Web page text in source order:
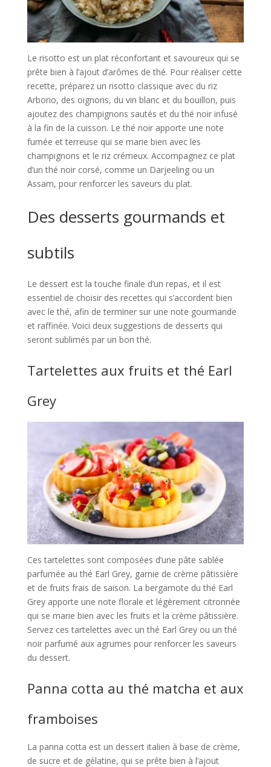
Le risotto est un plat réconfortant et savoureux qui se
prête bien à l’ajout d’arômes de thé. Pour réaliser cette
recette, préparez un risotto classique avec du riz
Arborio, des oignons, du vin blanc et du bouillon, puis
ajoutez des champignons sautés et du thé noir infusé
à la fin de la cuisson. Le thé noir apporte une note
fumée et terreuse qui se marie bien avec les
champignons et le riz crémeux. Accompagnez ce plat
d’un thé noir corsé, comme un Darjeeling ou un
Assam, pour renforcer les saveurs du plat.
Des desserts gourmands et
subtils
Le dessert est la touche finale d’un repas, et il est
essentiel de choisir des recettes qui s’accordent bien
avec le thé, afin de terminer sur une note gourmande
et raffinée. Voici deux suggestions de desserts qui
seront sublimés par un bon thé.
Tartelettes aux fruits et thé Earl
Grey
Ces tartelettes sont composées d’une pâte sablée
parfumée au thé Earl Grey, garnie de crème pâtissière
et de fruits frais de saison. La bergamote du thé Earl
Grey apporte une note florale et légèrement citronnée
qui se marie bien avec les fruits et la crème pâtissière.
Servez ces tartelettes avec un thé Earl Grey ou un thé
noir parfumé aux agrumes pour renforcer les saveurs
du dessert.
Panna cotta au thé matcha et aux
framboises
La panna cotta est un dessert italien à base de crème,
de sucre et de gélatine, qui se prête bien à l’ajout